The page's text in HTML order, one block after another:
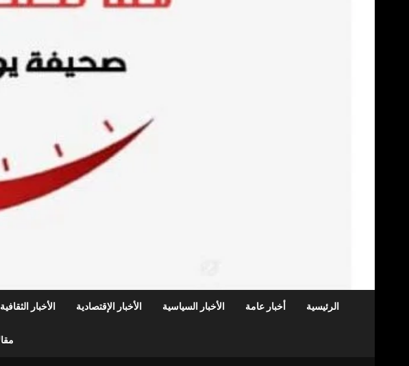
الرئيسية أخبار عامة الأخبار السياسية الأخبار الإقتصادية الأخبار الثقافية